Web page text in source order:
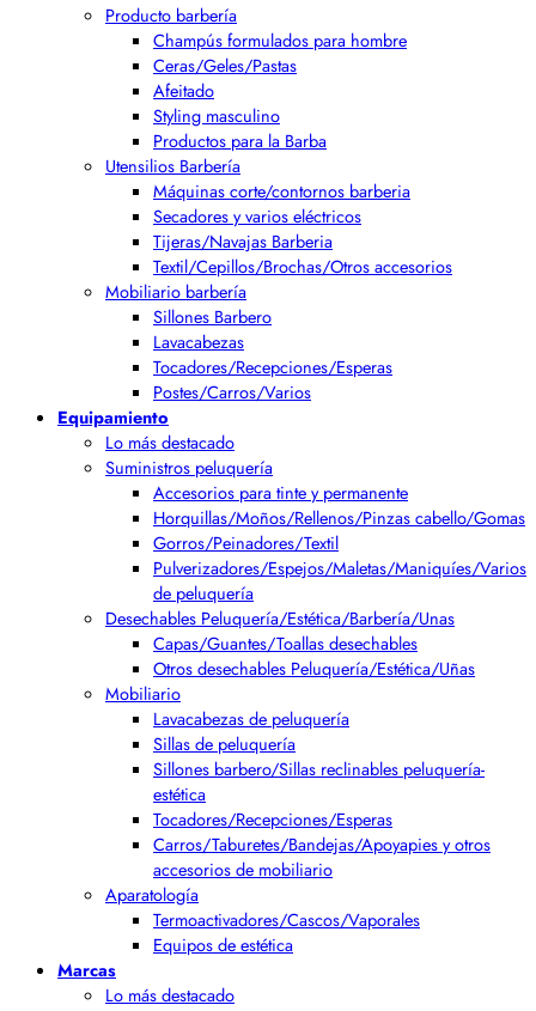
Producto barbería
Champús formulados para hombre
Ceras/Geles/Pastas
Afeitado
Styling masculino
Productos para la Barba
Utensilios Barbería
Máquinas corte/contornos barberia
Secadores y varios eléctricos
Tijeras/Navajas Barberia
Textil/Cepillos/Brochas/Otros accesorios
Mobiliario barbería
Sillones Barbero
Lavacabezas
Tocadores/Recepciones/Esperas
Postes/Carros/Varios
Equipamiento
Lo más destacado
Suministros peluquería
Accesorios para tinte y permanente
Horquillas/Moños/Rellenos/Pinzas cabello/Gomas
Gorros/Peinadores/Textil
Pulverizadores/Espejos/Maletas/Maniquíes/Varios
de peluquería
Desechables Peluquería/Estética/Barbería/Unas
Capas/Guantes/Toallas desechables
Otros desechables Peluquería/Estética/Uñas
Mobiliario
Lavacabezas de peluquería
Sillas de peluquería
Sillones barbero/Sillas reclinables peluquería-
estética
Tocadores/Recepciones/Esperas
Carros/Taburetes/Bandejas/Apoyapies y otros
accesorios de mobiliario
Aparatología
Termoactivadores/Cascos/Vaporales
Equipos de estética
Marcas
Lo más destacado